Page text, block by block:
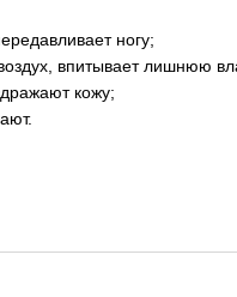
ногу;
впитывает лишнюю
кожу;